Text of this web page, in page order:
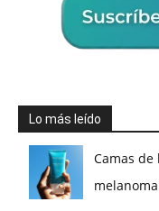
Lo más leído
Camas